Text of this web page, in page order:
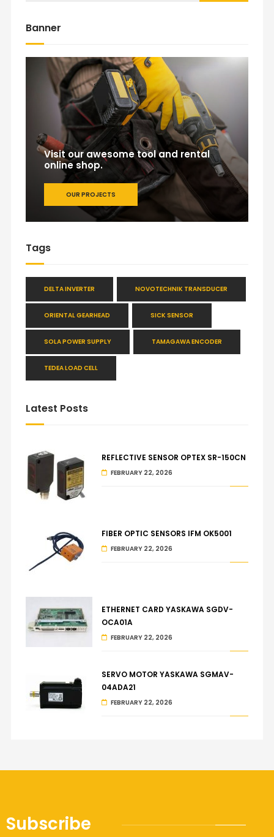
Banner
Visit our awesome tool and rental
online shop.
OUR PROJECTS
Tags
DELTA INVERTER NOVOTECHNIK TRANSDUCER
ORIENTAL GEARHEAD SICK SENSOR
SOLA POWER SUPPLY TAMAGAWA ENCODER
TEDEA LOAD CELL
Latest Posts
REFLECTIVE SENSOR OPTEX SR-150CN
FEBRUARY 22, 2026
FIBER OPTIC SENSORS IFM OK5001
FEBRUARY 22, 2026
ETHERNET CARD YASKAWA SGDV-
OCA01A
FEBRUARY 22, 2026
SERVO MOTOR YASKAWA SGMAV-
04ADA21
FEBRUARY 22, 2026
Subscribe